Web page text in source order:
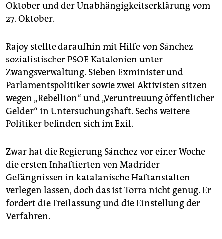
Oktober und der Unabhängigkeitserklärung vom
27. Oktober.
Rajoy stellte daraufhin mit Hilfe von Sánchez
sozialistischer PSOE Katalonien unter
Zwangsverwaltung. Sieben Exminister und
Parlamentspolitiker sowie zwei Aktivisten sitzen
wegen „Rebellion“ und „Veruntreuung öffentlicher
Gelder“ in Untersuchungshaft. Sechs weitere
Politiker befinden sich im Exil.
Zwar hat die Regierung Sánchez vor einer Woche
die ersten Inhaftierten von Madrider
Gefängnissen in katalanische Haftanstalten
verlegen lassen, doch das ist Torra nicht genug. Er
fordert die Freilassung und die Einstellung der
Verfahren.